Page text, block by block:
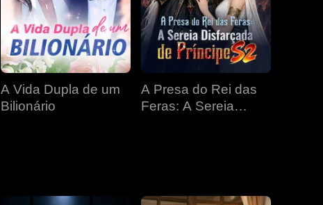
EP 37 EP 38 EP 39
A Vida Dupla de um
Bilionário
A Presa do Rei das
Feras: A Sereia